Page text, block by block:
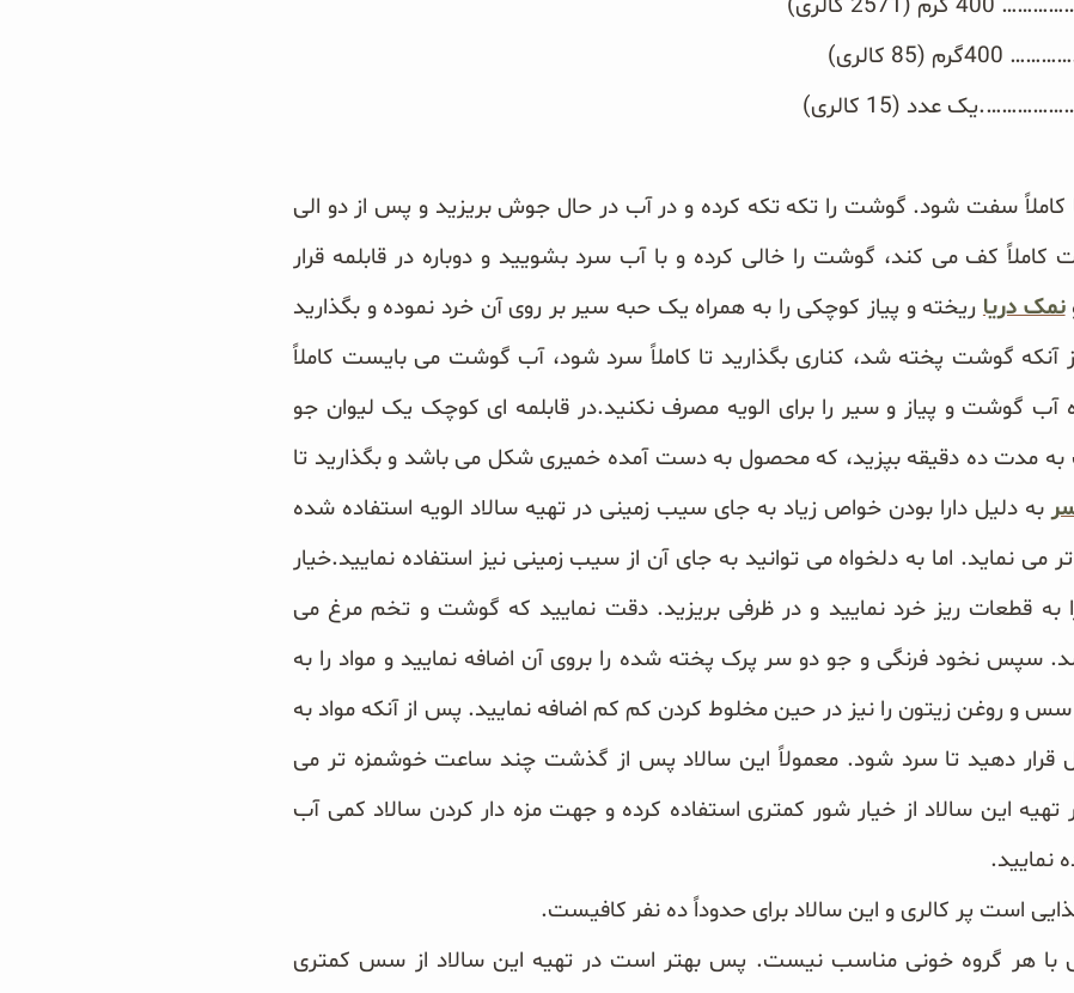
کالری)
کالری)
عدد (15 کالری)
کاملاً سفت شود. گوشت را تکه تکه کرده و در آب در حال جوش بریزید و پس از دو الی
کف می کند، گوشت را خالی کرده و با آب سرد بشویید و دوباره در قابلمه قرار
نمک دریا ریخته و پیاز کوچکی را به همراه یک حبه سیر بر روی آن خرد نموده و بگذارید
آنکه گوشت پخته شد، کناری بگذارید تا کاملاً سرد شود، آب گوشت می بایست کاملاً
آب گوشت و پیاز و سیر را برای الویه مصرف نکنید.در قابلمه ای کوچک یک لیوان جو
به مدت ده دقیقه بپزید، که محصول به دست آمده خمیری شکل می باشد و بگذارید تا
به دلیل دارا بودن خواص زیاد به جای سیب زمینی در تهیه سالاد الویه استفاده شده
می نماید. اما به دلخواه می توانید به جای آن از سیب زمینی نیز استفاده نمایید.خیار
قطعات ریز خرد نمایید و در ظرفی بریزید. دقت نمایید که گوشت و تخم مرغ می
سپس نخود فرنگی و جو دو سر پرک پخته شده را بروی آن اضافه نمایید و مواد را به
و روغن زیتون را نیز در حین مخلوط کردن کم کم اضافه نمایید. پس از آنکه مواد به
دهید تا سرد شود. معمولاً این سالاد پس از گذشت چند ساعت خوشمزه تر می
این سالاد از خیار شور کمتری استفاده کرده و جهت مزه دار کردن سالاد کمی آب
نمایید.
است پر کالری و این سالاد برای حدوداً ده نفر کافیست.
هر گروه خونی مناسب نیست. پس بهتر است در تهیه این سالاد از سس کمتری